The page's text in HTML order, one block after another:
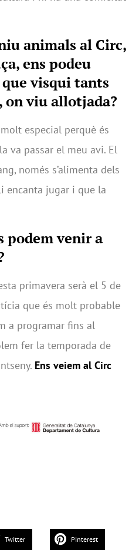
animals al Circ,
ens podeu
visqui tants
on viu allotjada?
especial perquè és
va passar el meu avi. El
només s’alimenta dels
encanta jugar i que la
podem venir a
primavera serà el 5 de
que és molt probable
a programar fins al
fer la temporada de
Ens veiem al Circ
Twitter Pinterest